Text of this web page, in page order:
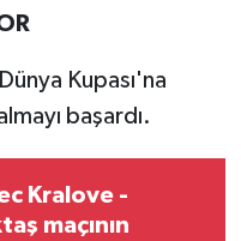
Kupası'na
başardı.
Kralove -
maçının